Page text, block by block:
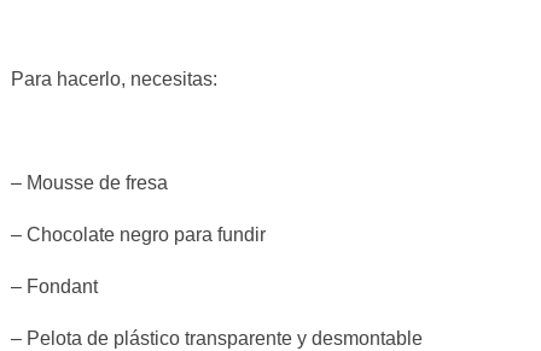
Para hacerlo, necesitas:
– Mousse de fresa
– Chocolate negro para fundir
– Fondant
– Pelota de plástico transparente y desmontable